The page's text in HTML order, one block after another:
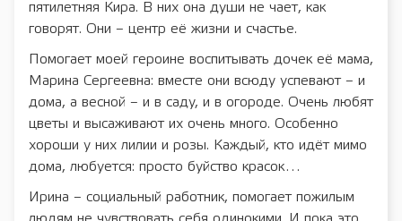
пятилетняя Кира. В них она души не чает, как
говорят. Они – центр её жизни и счастье.
Помогает моей героине воспитывать дочек её мама,
Марина Сергеевна: вместе они всюду успевают – и
дома, а весной – и в саду, и в огороде. Очень любят
цветы и высаживают их очень много. Особенно
хороши у них лилии и розы. Каждый, кто идёт мимо
дома, любуется: просто буйство красок…
Ирина – социальный работник, помогает пожилым